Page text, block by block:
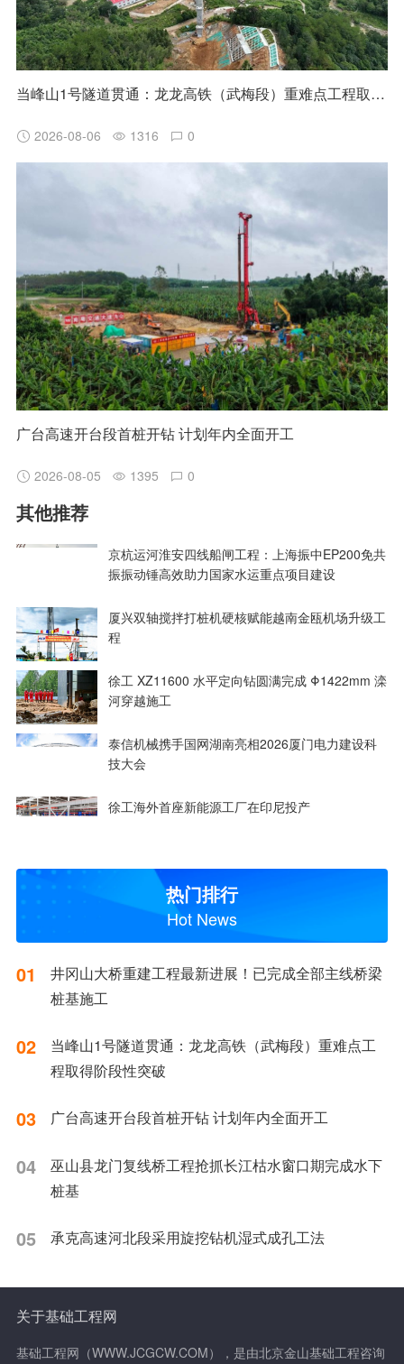
当峰山1号隧道贯通：龙龙高铁（武梅段）重难点工程取得阶段性突破
2026-08-06 1316 0
广台高速开台段首桩开钻 计划年内全面开工
2026-08-05 1395 0
其他推荐
京杭运河淮安四线船闸工程：上海振中EP200免共
振振动锤高效助力国家水运重点项目建设
厦兴双轴搅拌打桩机硬核赋能越南金瓯机场升级工
程
徐工 XZ11600 水平定向钻圆满完成 Φ1422mm 滦
河穿越施工
泰信机械携手国网湖南亮相2026厦门电力建设科
技大会
徐工海外首座新能源工厂在印尼投产
热门排行
Hot News
01
井冈山大桥重建工程最新进展！已完成全部主线桥梁
桩基施工
02
当峰山1号隧道贯通：龙龙高铁（武梅段）重难点工
程取得阶段性突破
03 广台高速开台段首桩开钻 计划年内全面开工
04
巫山县龙门复线桥工程抢抓长江枯水窗口期完成水下
桩基
05 承克高速河北段采用旋挖钻机湿式成孔工法
关于基础工程网
基础工程网（WWW.JCGCW.COM），是由北京金山基础工程咨询